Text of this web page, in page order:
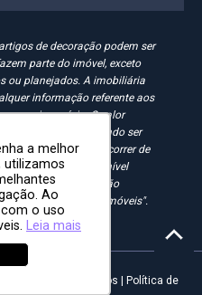
de decoração podem ser
parte do imóvel, exceto
ou planejados. A imobiliária
informação referente aos
aviso prévio. O valor
é aproximado, podendo ser
de alteração. Pode ocorrer de
estar mais disponível
feitas pelo site não
venda de quaisquer imóveis".
os direitos reservados |
Política de
a melhor
utilizamos
Ao
o uso
Leia mais